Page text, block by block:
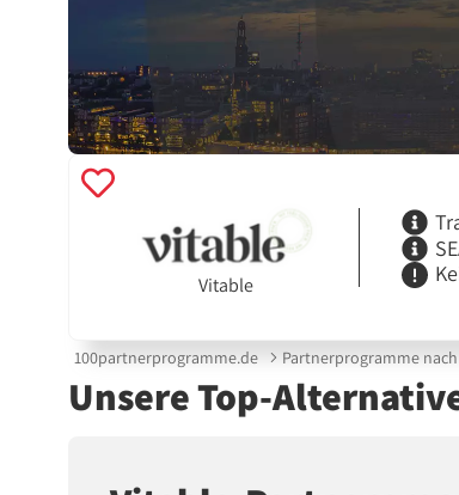
Vitable
100partnerprogramme.de Partnerprogramme
Unsere Top-